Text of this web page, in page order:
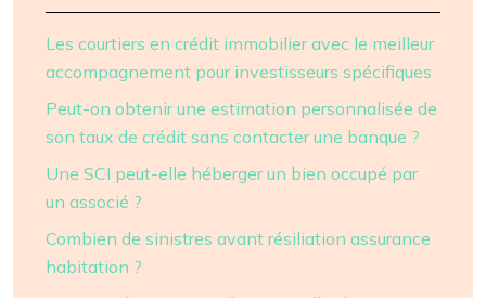
Les courtiers en crédit immobilier avec le meilleur
accompagnement pour investisseurs spécifiques
Peut-on obtenir une estimation personnalisée de
son taux de crédit sans contacter une banque ?
Une SCI peut-elle héberger un bien occupé par
un associé ?
Combien de sinistres avant résiliation assurance
habitation ?